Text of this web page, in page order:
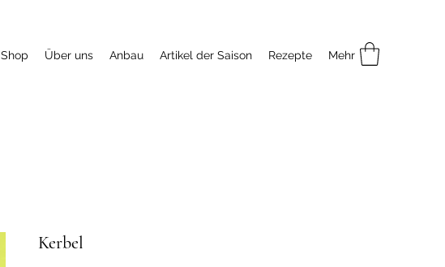
Shop Über uns Anbau Artikel der Saison Rezepte Mehr
Kerbel